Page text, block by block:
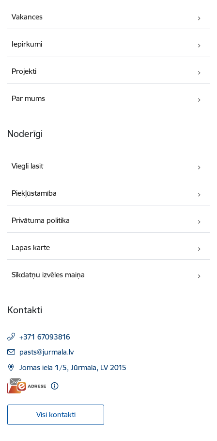
Vakances
Iepirkumi
Projekti
Par mums
Noderīgi
Viegli lasīt
Piekļūstamība
Privātuma politika
Lapas karte
Sīkdatņu izvēles maiņa
Kontakti
+371 67093816
E-pasts:
pasts@jurmala.lv
Jomas iela 1/5, Jūrmala, LV 2015
Visi kontakti